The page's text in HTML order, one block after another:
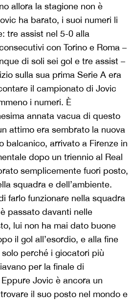
no allora la stagione non è
ha barato, i suoi numeri li
tre assist nel 5-0 alla
con Torino e Roma –
di soli sei gol e tre assist –
sulla sua prima Serie A era
il campionato di Jovic
i numeri. È
annata vacua di questo
attimo era sembrato la nuova
balcanico, arrivato a Firenze in
dopo un triennio al Real
semplicemente fuori posto,
squadra e dell’ambiente.
farlo funzionare nella squadra
passato davanti nelle
, lui non ha mai dato buone
il gol all’esordio, e alla fine
perché i giocatori più
per la finale di
Eppure Jovic è ancora un
il suo posto nel mondo e